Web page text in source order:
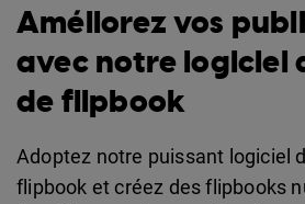
Améliorez vos
avec notre logiciel
de flipbook
Adoptez notre puissant logiciel
flipbook et créez des flipbooks